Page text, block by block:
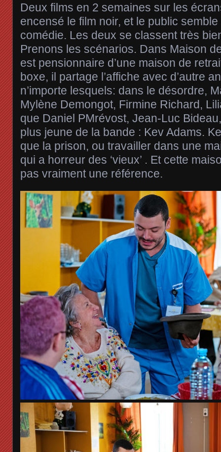
Deux films en 2 semaines sur les
encensé le film noir, et le public
comédie. Les deux se classent très
Prenons les scénarios. Dans Maison
est pensionnaire d’une maison de
boxe, il partage l’affiche avec d’autre
n’importe lesquels: dans le désordre,
Mylène Demongot, Firmine Richard,
que Daniel PMrévost, Jean-Luc
plus jeune de la bande : Kev Adams.
que la prison, ou travailler dans une
qui a horreur des ‘vieux’ . Et cette
pas vraiment une référence.